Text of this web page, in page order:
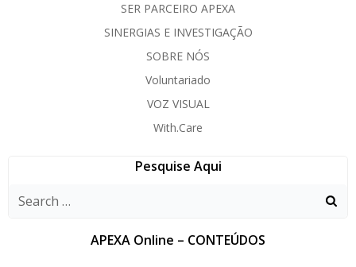
SER PARCEIRO APEXA
SINERGIAS E INVESTIGAÇÃO
SOBRE NÓS
Voluntariado
VOZ VISUAL
With.Care
Pesquise Aqui
APEXA Online – CONTEÚDOS